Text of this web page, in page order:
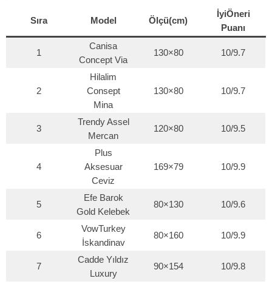
Sıra Model Ölçü(cm)
İyiÖneri
Puanı
1
Canisa
Concept Via
130×80 10/9.7
2
Hilalim
Consept
Mina
130×80 10/9.7
3
Trendy Assel
Mercan
120×80 10/9.5
4
Plus
Aksesuar
Ceviz
169×79 10/9.9
5
Efe Barok
Gold Kelebek
80×130 10/9.6
6
VowTurkey
İskandinav
80×160 10/9.9
7
Cadde Yıldız
Luxury
90×154 10/9.8